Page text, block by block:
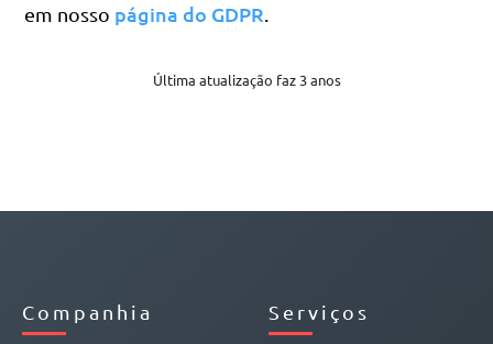
em nosso página do GDPR
Última atualização faz 3 anos
Companhia Serviços